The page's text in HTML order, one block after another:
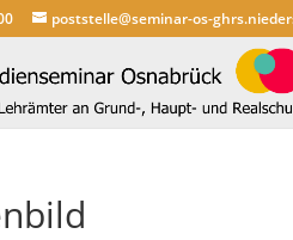
poststelle@seminar-os-